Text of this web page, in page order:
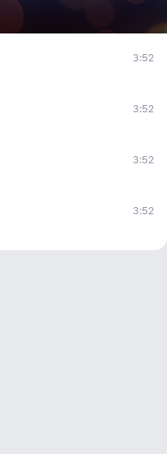
3:52
3:52
3:52
3:52